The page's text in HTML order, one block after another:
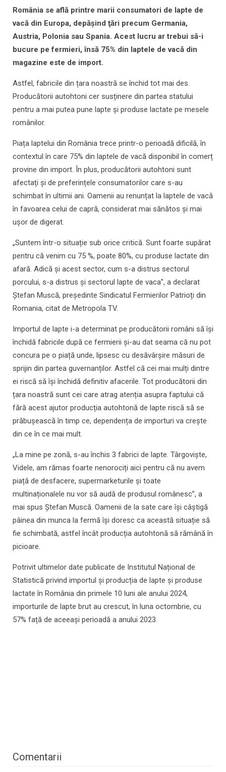
România se află printre marii consumatori de lapte de
vacă din Europa, depăşind ţări precum Germania,
Austria, Polonia sau Spania. Acest lucru ar trebui să-i
bucure pe fermieri, însă 75% din laptele de vacă din
magazine este de import.
Astfel, fabricile din țara noastră se închid tot mai des.
Producătorii autohtoni cer susținere din partea statului
pentru a mai putea pune lapte și produse lactate pe mesele
românilor.
Piața laptelui din România trece printr-o perioadă dificilă, în
contextul în care 75% din laptele de vacă disponibil în comerț
provine din import. În plus, producătorii autohtoni sunt
afectați și de preferințele consumatorilor care s-au
schimbat în ultimii ani. Oamenii au renunțat la laptele de vacă
în favoarea celui de capră, considerat mai sănătos și mai
ușor de digerat.
„Suntem într-o situație sub orice critică. Sunt foarte supărat
pentru că venim cu 75 %, poate 80%, cu produse lactate din
afară. Adică și acest sector, cum s-a distrus sectorul
porcului, s-a distrus și sectorul lapte de vaca”, a declarat
Ștefan Muscă, președinte Sindicatul Fermierilor Patrioți din
Romania, citat de Metropola TV.
Importul de lapte i-a determinat pe producătorii români să își
închidă fabricile după ce fermierii și-au dat seama că nu pot
concura pe o piață unde, lipsesc cu desăvârșire măsuri de
sprijin din partea guvernanților. Astfel că cei mai mulți dintre
ei riscă să își închidă definitiv afacerile. Tot producătorii din
țara noastră sunt cei care atrag atenția asupra faptului că
fără acest ajutor producția autohtonă de lapte riscă să se
prăbușească în timp ce, dependența de importuri va crește
din ce în ce mai mult.
„La mine pe zonă, s-au închis 3 fabrici de lapte. Târgoviște,
Videle, am rămas foarte nenorociți aici pentru că nu avem
piață de desfacere, supermarketurile și toate
multinaționalele nu vor să audă de produsul românesc”, a
mai spus Ștefan Muscă. Oamenii de la sate care își câștigă
pâinea din munca la fermă își doresc ca această situație să
fie schimbată, astfel încât producția autohtonă să rămână în
picioare.
Potrivit ultimelor date publicate de Institutul Național de
Statistică privind importul și producția de lapte și produse
lactate în România din primele 10 luni ale anului 2024,
importurile de lapte brut au crescut, în luna octombrie, cu
57% față de aceeași perioadă a anului 2023.
Comentarii